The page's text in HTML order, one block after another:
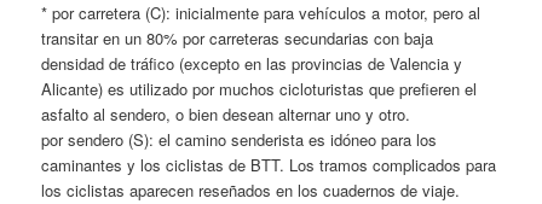
* por carretera (C): inicialmente para vehículos a motor, pero al
transitar en un 80% por carreteras secundarias con baja
densidad de tráfico (excepto en las provincias de Valencia y
Alicante) es utilizado por muchos cicloturistas que prefieren el
asfalto al sendero, o bien desean alternar uno y otro.
por sendero (S): el camino senderista es idóneo para los
caminantes y los ciclistas de BTT. Los tramos complicados para
los ciclistas aparecen reseñados en los cuadernos de viaje.